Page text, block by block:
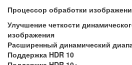
Процессор обработки
Улучшение четкости
изображения
Расширенный динамический
Поддержка HDR 10